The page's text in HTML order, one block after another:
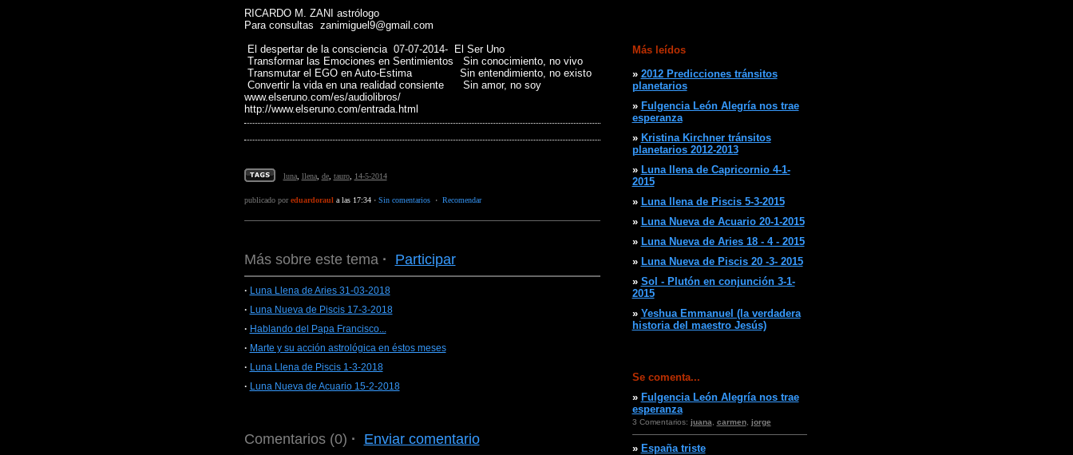
RICARDO M. ZANI astrólogo
Para consultas zanimiguel9@gmail.com
El despertar de la consciencia 07-07-2014- El Ser Uno
Transformar las Emociones en Sentimientos Sin conocimiento, no vivo
Transmutar el EGO en Auto-Estima Sin entendimiento, no existo
Convertir la vida en una realidad consiente Sin amor, no soy
www.elseruno.com/es/audiolibros/
http://www.elseruno.com/entrada.html
luna, llena, de, tauro, 14-5-2014
publicado poreduardoraul a las 17:34· Sin comentarios· Recomendar
Más sobre este tema· Participar
· Luna Llena de Aries 31-03-2018
· Luna Nueva de Piscis 17-3-2018
· Hablando del Papa Francisco...
· Marte y su acción astrológica en éstos meses
· Luna Llena de Piscis 1-3-2018
· Luna Nueva de Acuario 15-2-2018
Comentarios (0) · Enviar comentario
Más leídos
» 2012 Predicciones tránsitos
planetarios
» Fulgencia León Alegría nos trae
esperanza
» Kristina Kirchner tránsitos
planetarios 2012-2013
» Luna llena de Capricornio 4-1-
2015
» Luna llena de Piscis 5-3-2015
» Luna Nueva de Acuario 20-1-2015
» Luna Nueva de Aries 18 - 4 - 2015
» Luna Nueva de Piscis 20 -3- 2015
» Sol - Plutón en conjunción 3-1-
2015
» Yeshua Emmanuel (la verdadera
historia del maestro Jesús)
Se comenta...
» Fulgencia León Alegría nos trae
esperanza
3 Comentarios: juana carmen, jorge
» España triste